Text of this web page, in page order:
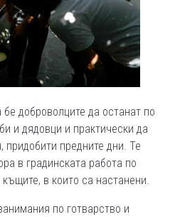
доброволците да останат по
и дядовци и практически да
предните дни. Те
в градинската работа по
в които са настанени.
по готварство и